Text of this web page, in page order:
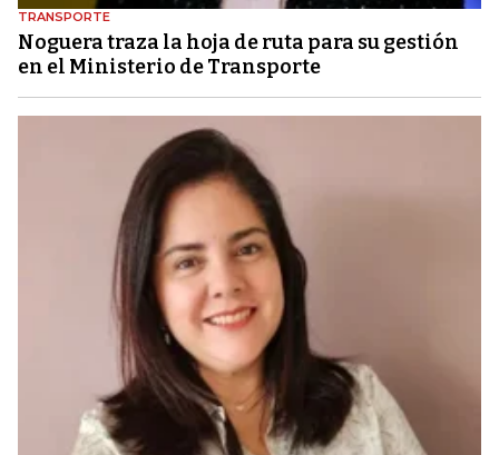
TRANSPORTE
Noguera traza la hoja de ruta para su gestión
en el Ministerio de Transporte